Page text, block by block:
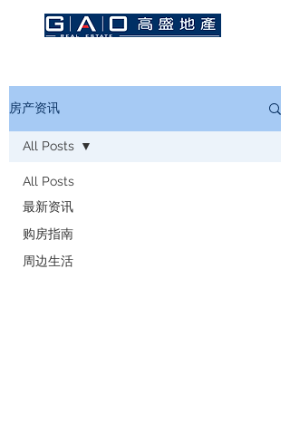
房产资讯
All Posts
最新资讯
购房指南
周边生活
All Posts